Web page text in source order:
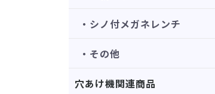
・シノ付メガネレンチ
・その他
穴あけ機関連商品